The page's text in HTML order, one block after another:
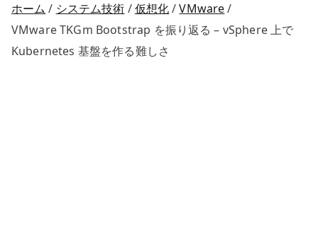
ホーム システム技術 仮想化
VMware
VMware TKGm Bootstrap を振り返る – vSphere 上で
Kubernetes 基盤を作る難しさ